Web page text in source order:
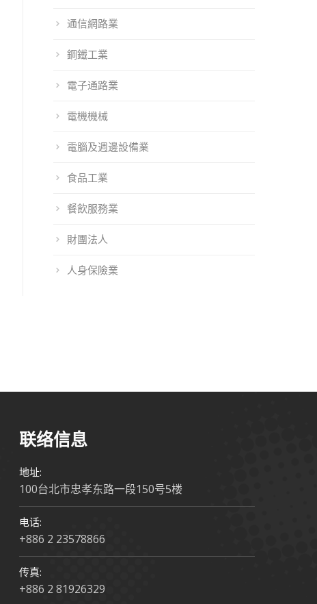
於WCIT世界資訊
年改版資訊說明
通信網路業
鋼鐵工業
電子通路業
電機機械
電腦及週邊設備業
食品工業
餐飲服務業
財團法人
人身保險業
联络信息
地址:
100台北市忠孝东路一段150号5楼
电话:
+886 2 23578866
传真:
+886 2 81926329